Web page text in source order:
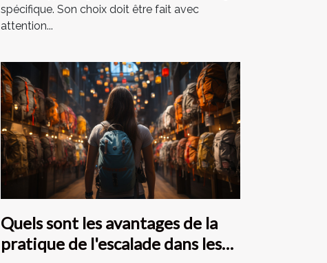
spécifique. Son choix doit être fait avec
attention...
Quels sont les avantages de la
pratique de l'escalade dans les